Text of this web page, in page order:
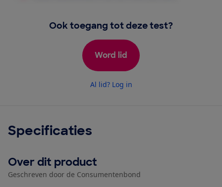
Ook toegang tot deze test?
Word lid
Al lid? Log in
Specificaties
Over dit product
Geschreven door de Consumentenbond